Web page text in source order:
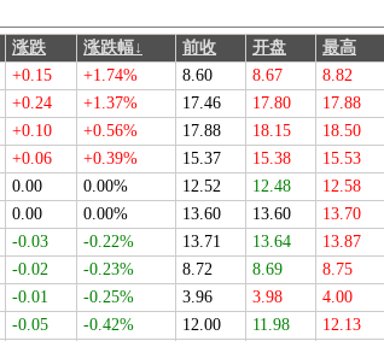
涨跌 涨跌幅↓ 前收 开盘 最高
+0.15 +1.74% 8.60 8.67 8.82
+0.24 +1.37% 17.46 17.80 17.88
+0.10 +0.56% 17.88 18.15 18.50
+0.06 +0.39% 15.37 15.38 15.53
0.00 0.00% 12.52 12.48 12.58
0.00 0.00% 13.60 13.60 13.70
-0.03 -0.22% 13.71 13.64 13.87
-0.02 -0.23% 8.72 8.69 8.75
-0.01 -0.25% 3.96 3.98 4.00
-0.05 -0.42% 12.00 11.98 12.13